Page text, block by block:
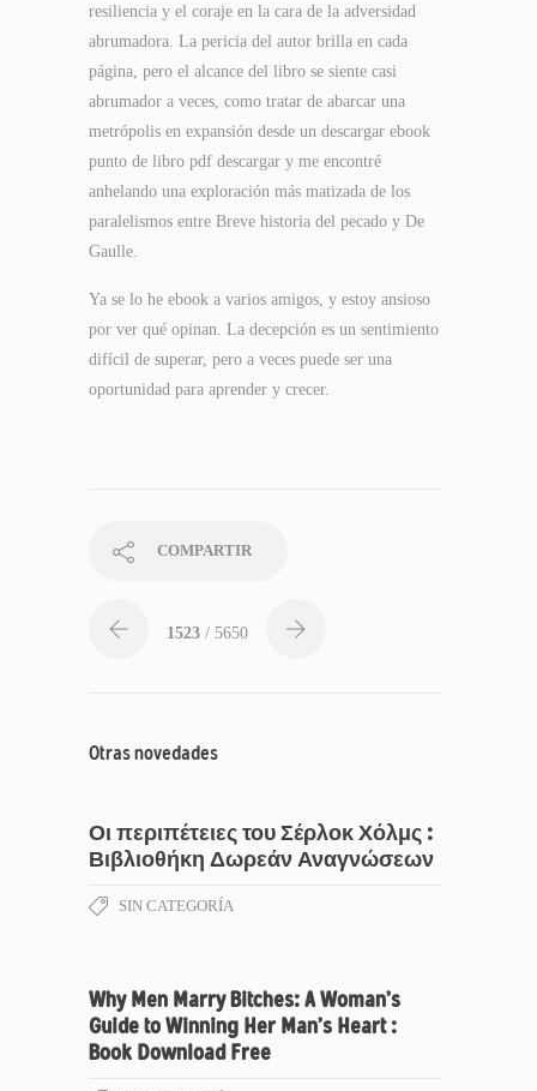
resiliencia y el coraje en la cara de la adversidad
abrumadora. La pericia del autor brilla en cada
página, pero el alcance del libro se siente casi
abrumador a veces, como tratar de abarcar una
metrópolis en expansión desde un descargar ebook
punto de libro pdf descargar y me encontré
anhelando una exploración más matizada de los
paralelismos entre Breve historia del pecado y De
Gaulle.
Ya se lo he ebook a varios amigos, y estoy ansioso
por ver qué opinan. La decepción es un sentimiento
difícil de superar, pero a veces puede ser una
oportunidad para aprender y crecer.
COMPARTIR
1523 / 5650
Otras novedades
Οι περιπέτειες του Σέρλοκ Χόλμς :
Βιβλιοθήκη Δωρεάν Αναγνώσεων
SIN CATEGORÍA
Why Men Marry Bitches: A Woman’s
Guide to Winning Her Man’s Heart :
Book Download Free